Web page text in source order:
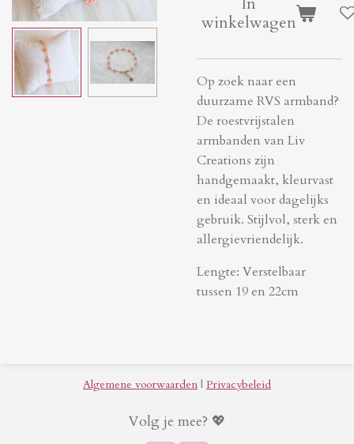
winkelwagen
Op zoek naar een
duurzame RVS armband?
De roestvrijstalen
armbanden van Liv
Creations zijn
handgemaakt, kleurvast
en ideaal voor dagelijks
gebruik. Stijlvol, sterk en
allergievriendelijk.
Lengte: Verstelbaar
tussen 19 en 22cm
Algemene voorwaarden | Privacybeleid
Volg je mee? 💖